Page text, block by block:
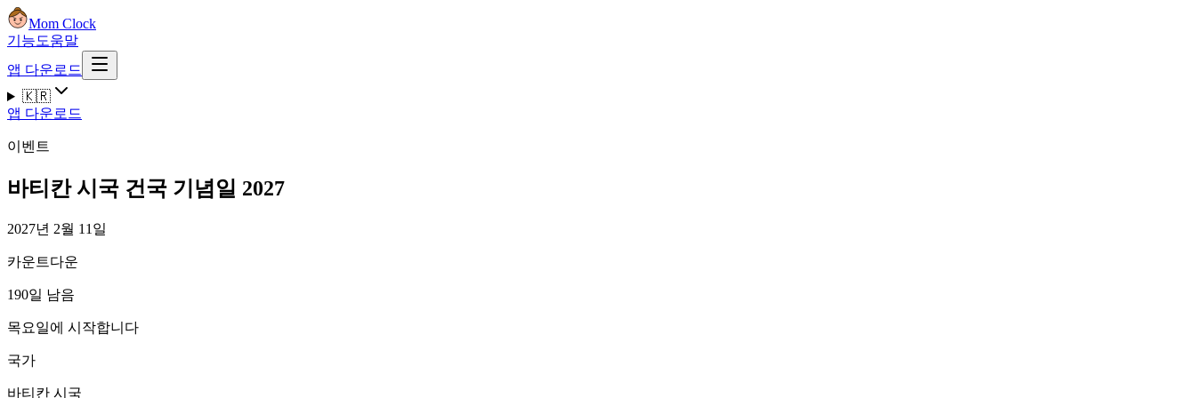
Mom Clock
기능도움말
앱 다운로드
🇰🇷
앱 다운로드
이벤트
바티칸 시국 건국 기념일 2027
2027년 2월 11일
카운트다운
190일 남음
목요일에 시작합니다
국가
바티칸 시국